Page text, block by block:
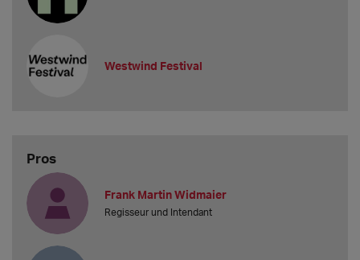
Westwind Festival
Pros
Frank Martin Widmaier
Regisseur und Intendant